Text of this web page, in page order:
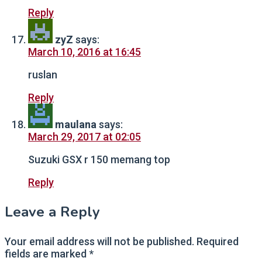
Reply
zyZ says:
March 10, 2016 at 16:45
ruslan
Reply
maulana says:
March 29, 2017 at 02:05
Suzuki GSX r 150 memang top
Reply
Leave a Reply
Your email address will not be published. Required
fields are marked *